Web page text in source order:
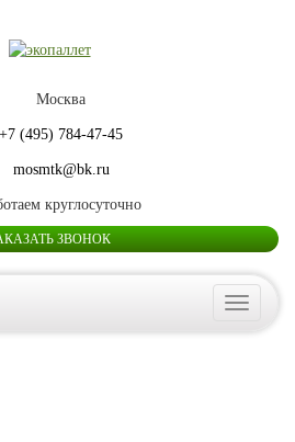
Москва
+7 (495) 784-47-45
mosmtk@bk.ru
круглосуточно
ЗВОНОК
Toggle